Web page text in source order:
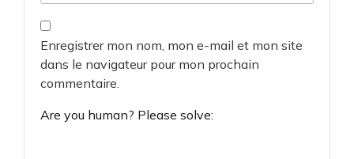
Enregistrer mon nom, mon e-mail et mon site
dans le navigateur pour mon prochain
commentaire.
Are you human? Please solve: